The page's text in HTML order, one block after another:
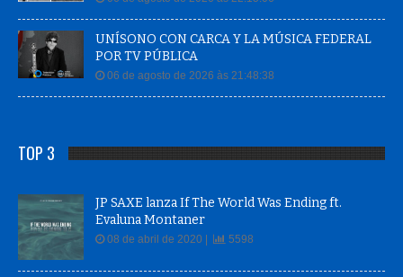
UNÍSONO CON CARCA Y LA MÚSICA FEDERAL
POR TV PÚBLICA
06 de agosto de 2026 às 21:48:38
TOP 3
JP SAXE lanza If The World Was Ending ft.
Evaluna Montaner
08 de abril de 2020 | 5598